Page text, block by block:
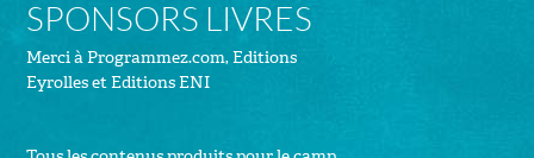
SPONSORS LIVRES
Merci àProgrammez.com,Editions
EyrollesetEditions ENI